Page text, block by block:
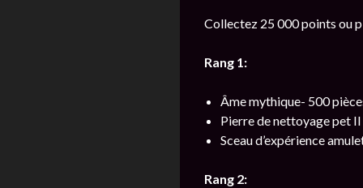
Collectez 25 000 points ou
Rang 1:
Âme mythique- 500
Pierre de nettoyage pet II
Sceau d’expérience
Rang 2: